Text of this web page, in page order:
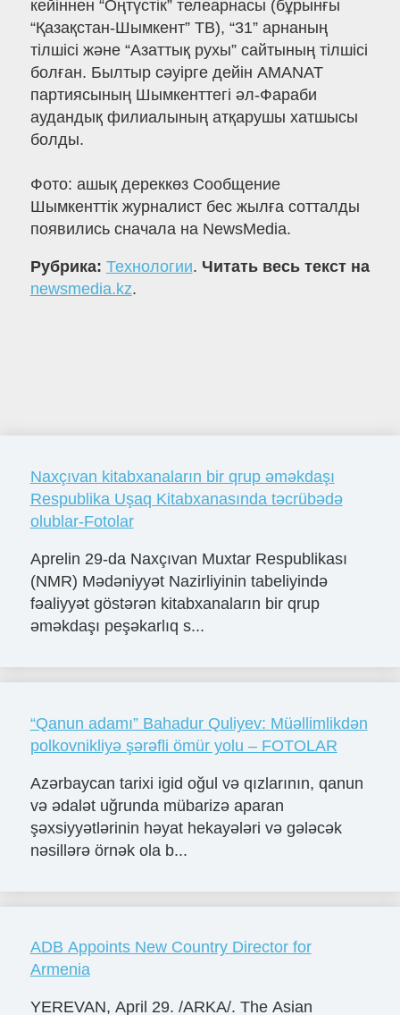
кейіннен “Оңтүстік” телеарнасы (бұрынғы
“Қазақстан-Шымкент” ТВ), “31” арнаның
тілшісі және “Азаттық рухы” сайтының тілшісі
болған. Былтыр сәуірге дейін AMANAT
партиясының Шымкенттегі әл-Фараби
аудандық филиалының атқарушы хатшысы
болды.
Фото: ашық дереккөз Сообщение
Шымкенттік журналист бес жылға сотталды
появились сначала на NewsMedia.
Рубрика: Технологии. Читать весь текст на
newsmedia.kz.
Naxçıvan kitabxanaların bir qrup əməkdaşı
Respublika Uşaq Kitabxanasında təcrübədə
olublar-Fotolar
Aprelin 29-da Naxçıvan Muxtar Respublikası
(NMR) Mədəniyyət Nazirliyinin tabeliyində
fəaliyyət göstərən kitabxanaların bir qrup
əməkdaşı peşəkarlıq s...
“Qanun adamı” Bahadur Quliyev: Müəllimlikdən
polkovnikliyə şərəfli ömür yolu – FOTOLAR
Azərbaycan tarixi igid oğul və qızlarının, qanun
və ədalət uğrunda mübarizə aparan
şəxsiyyətlərinin həyat hekayələri və gələcək
nəsillərə örnək ola b...
ADB Appoints New Country Director for
Armenia
YEREVAN, April 29. /ARKA/. The Asian